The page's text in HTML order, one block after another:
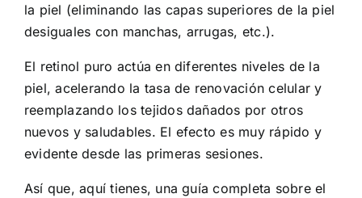
la piel (eliminando las capas superiores de la piel
desiguales con manchas, arrugas, etc.).
El retinol puro actúa en diferentes niveles de la
piel, acelerando la tasa de renovación celular y
reemplazando los tejidos dañados por otros
nuevos y saludables. El efecto es muy rápido y
evidente desde las primeras sesiones.
Así que, aquí tienes, una guía completa sobre el